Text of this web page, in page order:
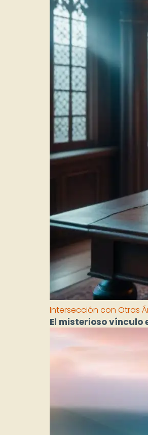
Intersección con Otras
El misterioso